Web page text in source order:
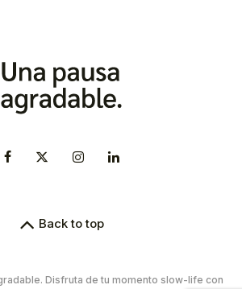
Back to top
Disfruta de tu momento slow-life con